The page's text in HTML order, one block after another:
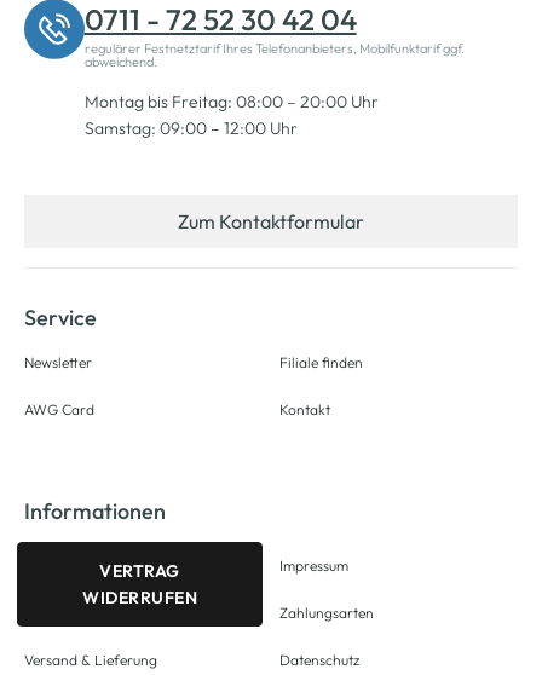
0711 - 72 52 30 42 04
regulärer Festnetztarif Ihres Telefonanbieters, Mobilfunktarif ggf.
abweichend.
Montag bis Freitag: 08:00 – 20:00 Uhr
Samstag: 09:00 – 12:00 Uhr
Zum Kontaktformular
Service
Newsletter
AWG Card
Filiale finden
Kontakt
Informationen
VERTRAG
WIDERRUFEN
Versand & Lieferung
Impressum
Zahlungsarten
Datenschutz